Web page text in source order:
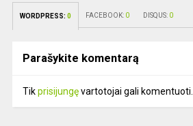
WORDPRESS: 0 FACEBOOK: 0 DISQUS: 0
Parašykite komentarą
Tikprisijungęvartotojai gali komentuoti.